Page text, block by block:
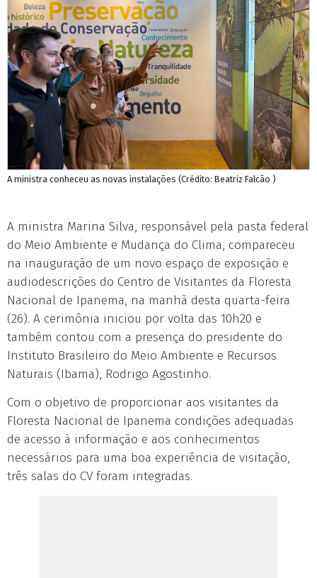
A ministra conheceu as novas instalações (Crédito: Beatriz Falcão )
A ministra Marina Silva, responsável pela pasta federal
do Meio Ambiente e Mudança do Clima, compareceu
na inauguração de um novo espaço de exposição e
audiodescrições do Centro de Visitantes da Floresta
Nacional de Ipanema, na manhã desta quarta-feira
(26). A cerimônia iniciou por volta das 10h20 e
também contou com a presença do presidente do
Instituto Brasileiro do Meio Ambiente e Recursos
Naturais (Ibama), Rodrigo Agostinho.
Com o objetivo de proporcionar aos visitantes da
Floresta Nacional de Ipanema condições adequadas
de acesso à informação e aos conhecimentos
necessários para uma boa experiência de visitação,
três salas do CV foram integradas.